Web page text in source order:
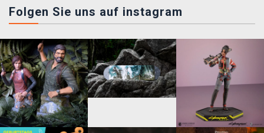
Folgen Sie uns auf instagram